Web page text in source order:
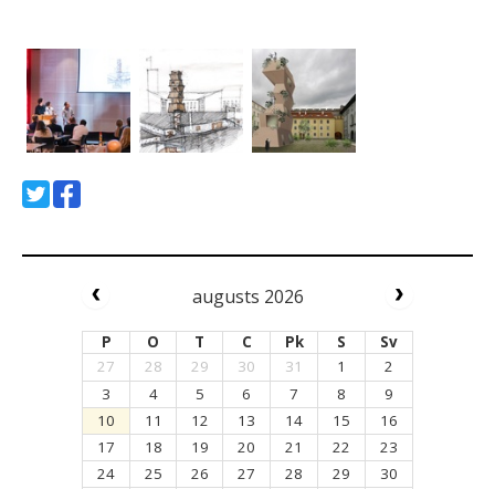
augusts 2026
P O T C Pk S
Sv
27
28 29 30 31 1
2
3
4 5 6 7 8
9
10
11 12 13 14 15
16
17
18 19 20 21 22
23
24
25 26 27 28 29
30